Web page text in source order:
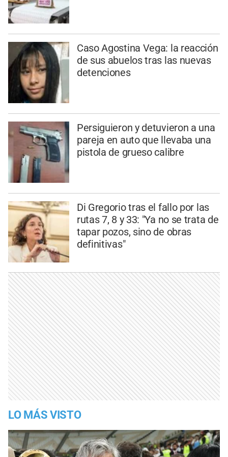
Caso Agostina Vega: la reacción
de sus abuelos tras las nuevas
detenciones
Persiguieron y detuvieron a una
pareja en auto que llevaba una
pistola de grueso calibre
Di Gregorio tras el fallo por las
rutas 7, 8 y 33: "Ya no se trata de
tapar pozos, sino de obras
definitivas"
LO MÁS VISTO